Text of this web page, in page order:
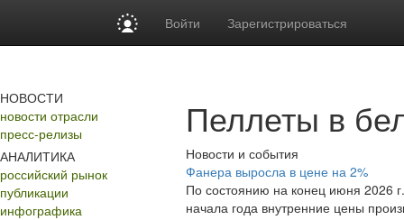
Войти Зарегистрироваться
НОВОСТИ
новости отрасли
пресс-релизы
АНАЛИТИКА
российский рынок
публикации
инфографика
Пеллеты в
Новости и события
Фанера выросла в цене на 2%
По состоянию на конец июня 2026
начала года внутренние цены